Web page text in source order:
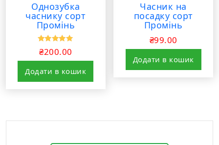
Однозубка
часнику сорт
Промінь
Оцінено в
5.00
з 5
₴200.00
Додати в кошик
Часник на
посадку сорт
Промінь
₴99.00
Додати в кошик